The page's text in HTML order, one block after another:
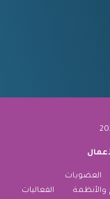
العضويات
والأنظمة الفعاليات